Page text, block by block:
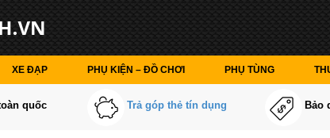
XE ĐẠP PHỤ KIỆN – ĐỒ CHƠI PHỤ TÙNG
quốc Trả góp thẻ tín dụng Bảo